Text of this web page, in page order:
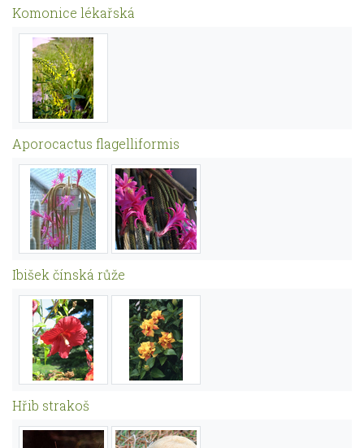
Komonice lékařská
Aporocactus flagelliformis
Ibišek čínská růže
Hřib strakoš